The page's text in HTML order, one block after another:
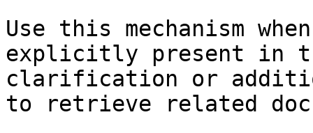
Use this mechanism
explicitly present in
clarification or